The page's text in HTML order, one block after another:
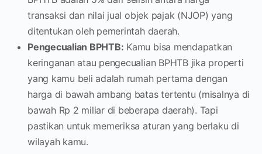
transaksi dan nilai jual objek pajak (NJOP) yang
ditentukan oleh pemerintah daerah.
Pengecualian BPHTB: Kamu bisa mendapatkan
keringanan atau pengecualian BPHTB jika properti
yang kamu beli adalah rumah pertama dengan
harga di bawah ambang batas tertentu (misalnya di
bawah Rp 2 miliar di beberapa daerah). Tapi
pastikan untuk memeriksa aturan yang berlaku di
wilayah kamu.